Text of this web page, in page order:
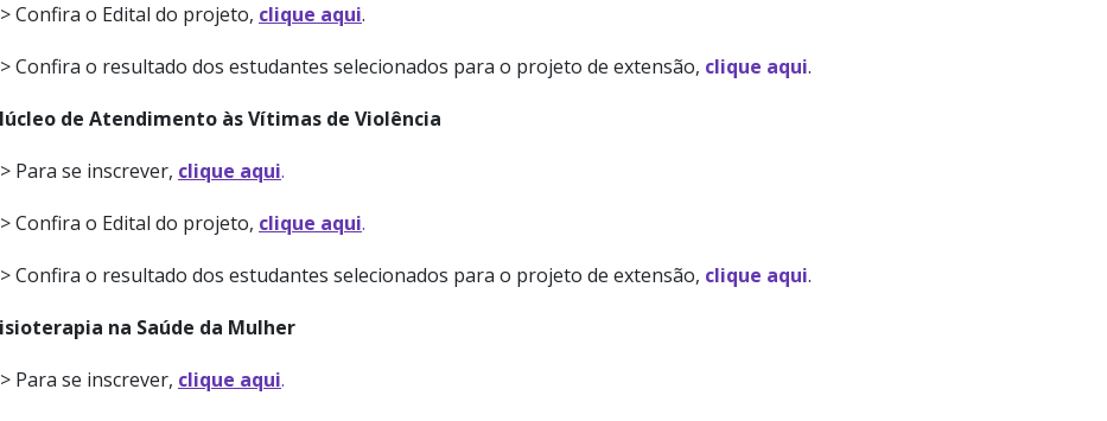
Confira o Edital do projeto, clique aqui.
Confira o resultado dos estudantes selecionados para o projeto de extensão, clique aqui.
de Atendimento às Vítimas de Violência
Para se inscrever, clique aqui.
Confira o Edital do projeto, clique aqui.
Confira o resultado dos estudantes selecionados para o projeto de extensão, clique aqui.
na Saúde da Mulher
Para se inscrever, clique aqui.